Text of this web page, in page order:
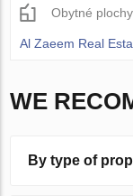
Obytné
Al Zaeem Real
WE
By type of